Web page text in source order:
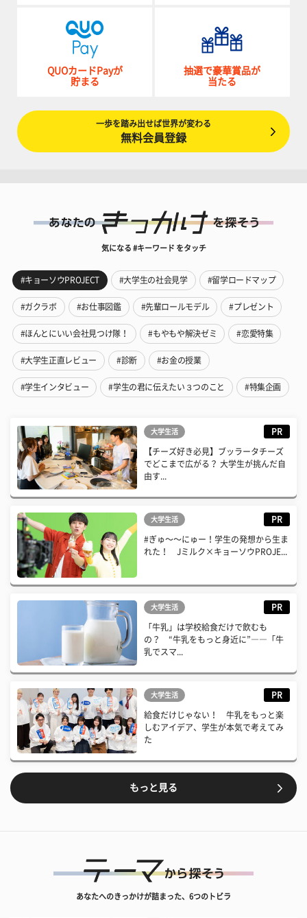
QUOカードPayが
貯まる
抽選で豪華賞品が
当たる
一歩を踏み出せば世界が変わる
無料会員登録
気になる #キーワード をタッチ
#キョーソウPROJECT #大学生の社会見学 #留学ロードマップ
#ガクラボ #お仕事図鑑 #先輩ロールモデル #プレゼント
#ほんとにいい会社見つけ隊！ #もやもや解決ゼミ #恋愛特集
#大学生正直レビュー #診断 #お金の授業
#学生インタビュー #学生の君に伝えたい３つのこと #特集企画
大学生活 PR
【チーズ好き必見】ブッラータチーズ
でどこまで広がる？ 大学生が挑んだ自
由す...
大学生活 PR
#ぎゅ〜〜にゅー！学生の発想から生ま
れた！ Jミルク×キョーソウPROJE...
大学生活 PR
「牛乳」は学校給食だけで飲むも
の？ “牛乳をもっと身近に”――「牛
乳でスマ...
大学生活 PR
給食だけじゃない！ 牛乳をもっと楽
しむアイデア、学生が本気で考えてみ
た
もっと見る
あなたへのきっかけが詰まった、6つのトビラ